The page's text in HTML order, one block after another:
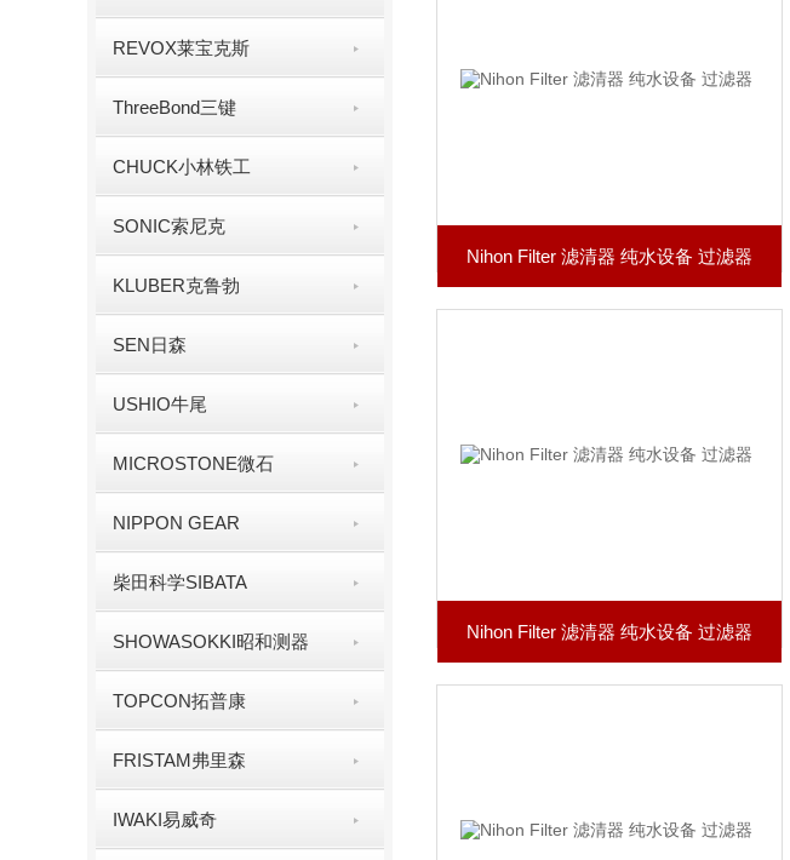
REVOX莱宝克斯
ThreeBond三键
CHUCK小林铁工
SONIC索尼克
KLUBER克鲁勃
SEN日森
USHIO牛尾
MICROSTONE微石
NIPPON GEAR
柴田科学SIBATA
SHOWASOKKI昭和测器
TOPCON拓普康
FRISTAM弗里森
IWAKI易威奇
Nihon Filter 滤清器 纯水设备 过滤器
Nihon Filter 滤清器 纯水设备 过滤器